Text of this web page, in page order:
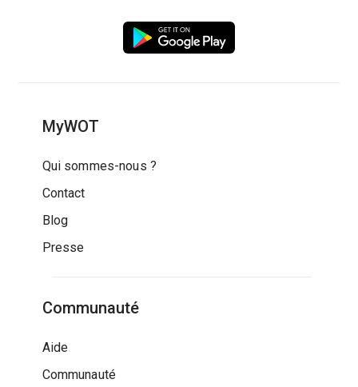
MyWOT
Qui sommes-nous ?
Contact
Blog
Presse
Communauté
Aide
Communauté